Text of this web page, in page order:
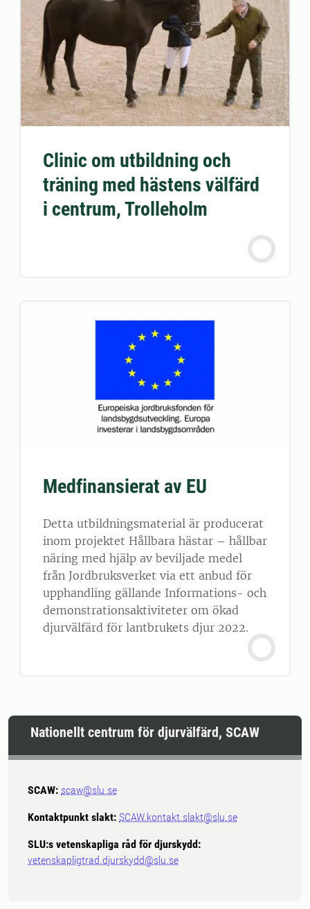
Clinic om utbildning och
träning med hästens välfärd
i centrum, Trolleholm
Medfinansierat av EU
Detta utbildningsmaterial är producerat
inom projektet Hållbara hästar – hållbar
näring med hjälp av beviljade medel
från Jordbruksverket via ett anbud för
upphandling gällande Informations- och
demonstrationsaktiviteter om ökad
djurvälfärd för lantbrukets djur 2022.
Nationellt centrum för djurvälfärd, SCAW
SCAW: scaw@slu.se
Kontaktpunkt slakt: SCAW.kontakt.slakt@slu.se
SLU:s vetenskapliga råd för djurskydd:
vetenskapligtrad.djurskydd@slu.se